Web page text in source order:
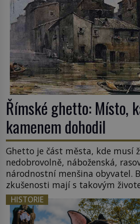
Římské ghetto: Místo,
kamenem dohodil
Ghetto je část města, kde musí
nedobrovolně, náboženská,
národnostní menšina obyvatel.
zkušenosti mají s takovým
středověku jsou totiž v každou
nějakém žít. Mezi ty
ghetto založené v roce 1555.
HISTORIE